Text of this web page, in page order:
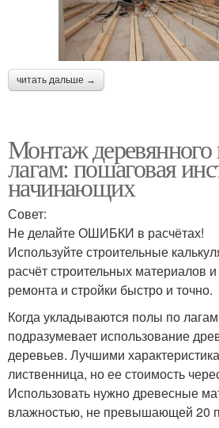
читать дальше →
Монтаж деревянного
лагам: пошаговая
начинающих
Совет:
Не делайте ОШИБКИ в расчётах!
Используйте строительные
расчёт строительных материалов
ремонта и стройки быстро и точно.
Когда укладываются полы по лагам
подразумевает использование
деревьев. Лучшими
лиственница, но ее стоимость
Использовать нужно древесные
влажностью, не превышающей 20